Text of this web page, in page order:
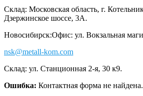
Склад: Московская область, г.
Дзержинское шоссе, 3А.
Новосибирск:Офис: ул. Вокзальная
nsk@metall-kom.com
Склад: ул. Станционная 2-я, 30 к9.
Ошибка: Контактная форма не найдена.